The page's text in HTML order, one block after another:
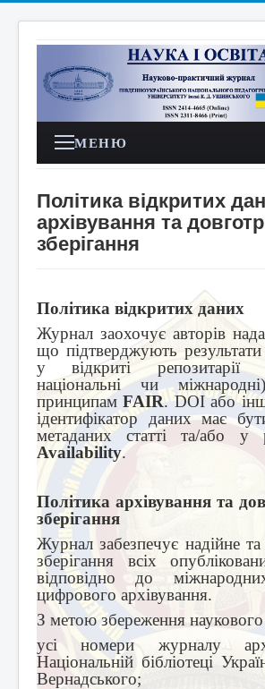
МЕНЮ
Політика відкритих
архівування та
зберігання
Політика відкритих даних
Журнал заохочує авторів
що підтверджують
у відкриті репозитарії
національні чи
принципамFAIR. DOI або
ідентифікатор даних має
метаданих статті та/або у
Availability.
Політика архівування та
зберігання
Журнал забезпечує надійне та
зберігання всіх
відповідно до
цифрового архівування.
З метою збереження наукового
усі номери журналу
Національній бібліотеці
Вернадського;